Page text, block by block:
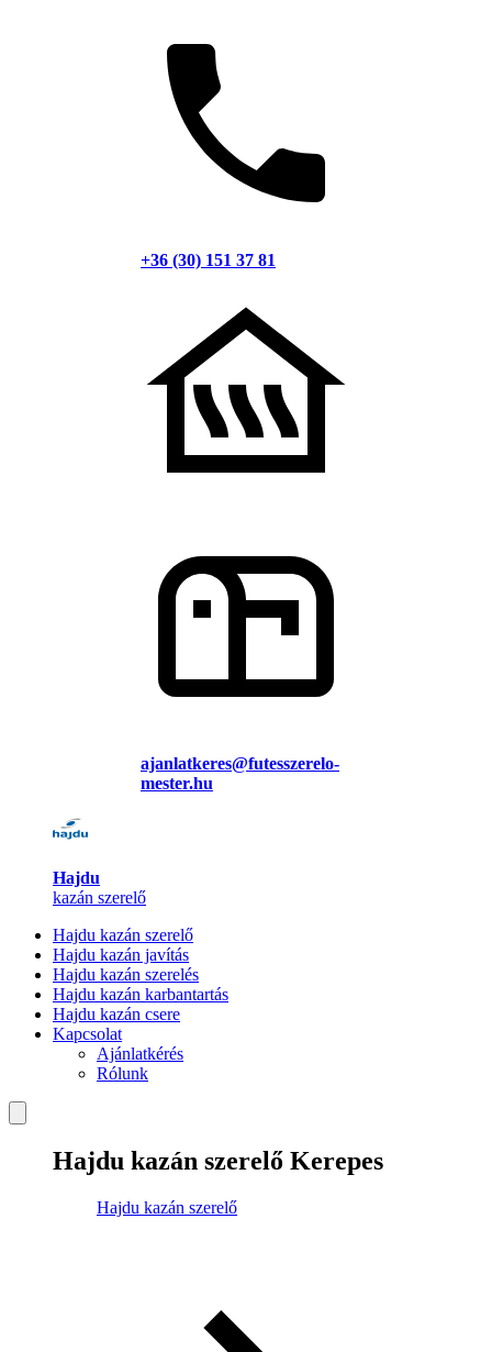
+36 (30) 151 37 81
ajanlatkeres@futesszerelo-
mester.hu
Hajdu
kazán szerelő
Hajdu kazán szerelő
Hajdu kazán javítás
Hajdu kazán szerelés
Hajdu kazán karbantartás
Hajdu kazán csere
Kapcsolat
Ajánlatkérés
Rólunk
Hajdu kazán szerelő Kerepes
Hajdu kazán szerelő